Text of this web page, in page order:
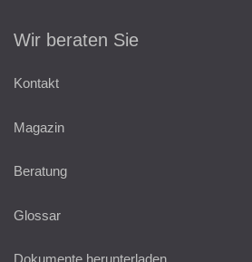
Wir beraten Sie
Kontakt
Magazin
Beratung
Glossar
Dokumente herunterladen